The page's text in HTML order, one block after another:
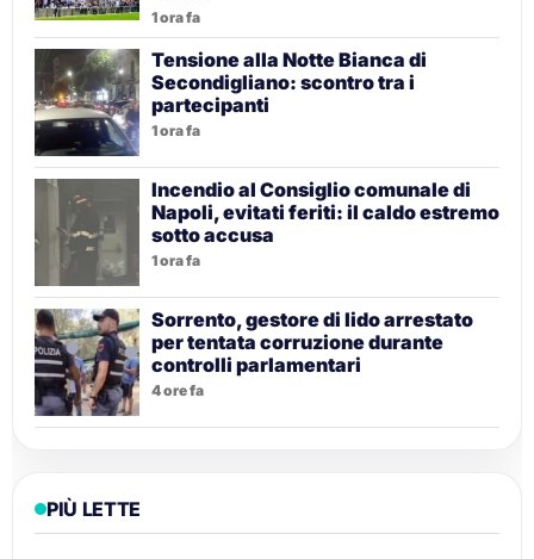
1 ora fa
Tensione alla Notte Bianca di
Secondigliano: scontro tra i
partecipanti
1 ora fa
Incendio al Consiglio comunale di
Napoli, evitati feriti: il caldo estremo
sotto accusa
1 ora fa
Sorrento, gestore di lido arrestato
per tentata corruzione durante
controlli parlamentari
4 ore fa
PIÙ LETTE